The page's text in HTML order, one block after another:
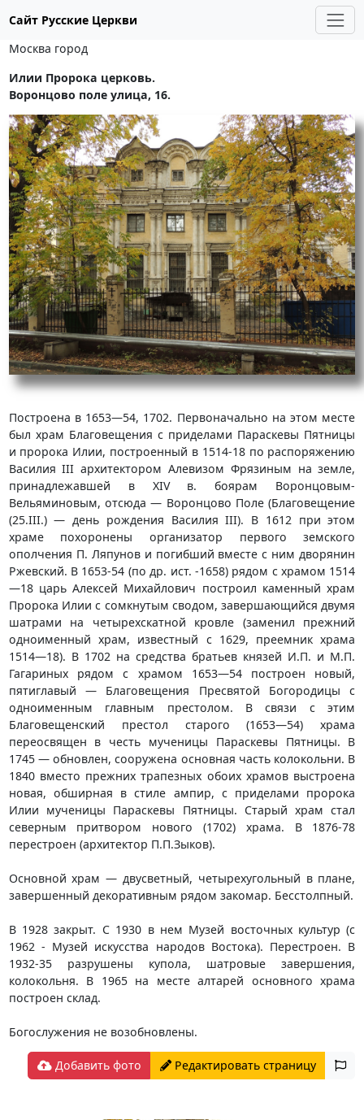
Сайт Русские Церкви
Москва город
Илии Пророка церковь.
Воронцово поле улица, 16.
Построена в 1653—54, 1702. Первоначально на этом месте
был храм Благовещения с приделами Параскевы Пятницы
и пророка Илии, построенный в 1514-18 по распоряжению
Василия III архитектором Алевизом Фрязиным на земле,
принадлежавшей в XIV в. боярам Воронцовым-
Вельяминовым, отсюда — Воронцово Поле (Благовещение
(25.III.) — день рождения Василия III). В 1612 при этом
храме похоронены организатор первого земского
ополчения П. Ляпунов и погибший вместе с ним дворянин
Ржевский. В 1653-54 (по др. ист. -1658) рядом с храмом 1514
—18 царь Алексей Михайлович построил каменный храм
Пророка Илии с сомкнутым сводом, завершающийся двумя
шатрами на четырехскатной кровле (заменил прежний
одноименный храм, известный с 1629, преемник храма
1514—18). В 1702 на средства братьев князей И.П. и М.П.
Гагариных рядом с храмом 1653—54 построен новый,
пятиглавый — Благовещения Пресвятой Богородицы с
одноименным главным престолом. В связи с этим
Благовещенский престол старого (1653—54) храма
переосвящен в честь мученицы Параскевы Пятницы. В
1745 — обновлен, coopужена основная часть колокольни. В
1840 вместо прежних трапезных обоих храмов выстроена
новая, обширная в стиле ампир, с приделами пророка
Илии мученицы Параскевы Пятницы. Старый храм стал
северным притвором нового (1702) храма. В 1876-78
перестроен (архитектор П.П.Зыков).
Основной храм — двусветный, четырехугольный в плане,
завершенный декоративным рядом закомар. Бесстолпный.
В 1928 закрыт. С 1930 в нем Музей восточных культур (с
1962 - Музей искусства народов Востока). Перестроен. В
1932-35 разрушены купола, шатровые завершения,
колокольня. В 1965 на месте алтарей основного храма
построен склад.
Богослужения не возобновлены.
Добавить фото Редактировать страницу